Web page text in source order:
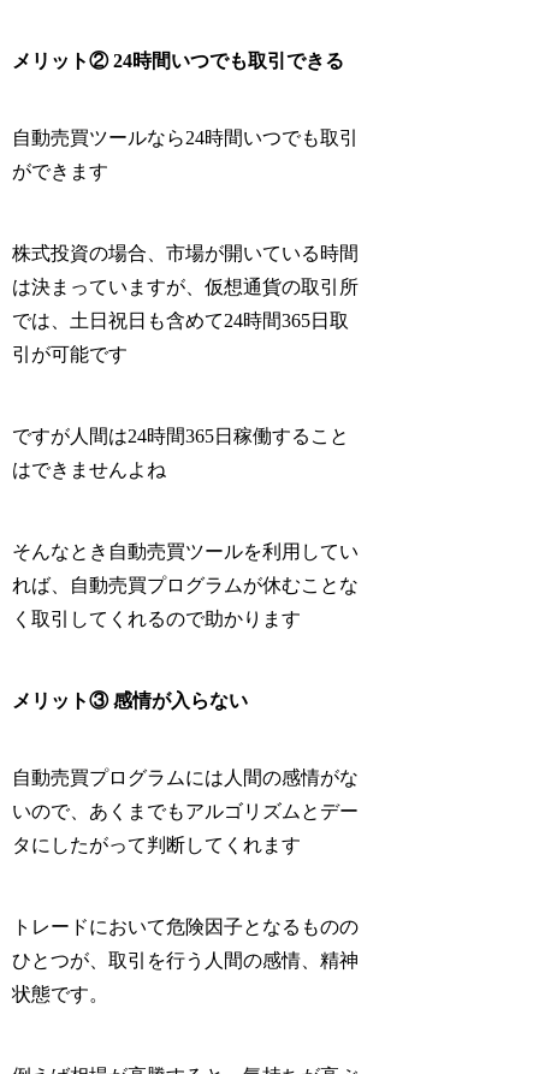
メリット② 24時間いつでも取引できる
自動売買ツールなら24時間いつでも取引
ができます
株式投資の場合、市場が開いている時間
は決まっていますが、仮想通貨の取引所
では、土日祝日も含めて24時間365日取
引が可能です
ですが人間は24時間365日稼働すること
はできませんよね
そんなとき自動売買ツールを利用してい
れば、自動売買プログラムが休むことな
く取引してくれるので助かります
メリット③ 感情が入らない
自動売買プログラムには人間の感情がな
いので、 あくまでもアルゴリズムとデー
タにしたがって判断してくれます
トレードにおいて危険因子となるものの
ひとつが、取引を行う人間の感情、精神
状態です。